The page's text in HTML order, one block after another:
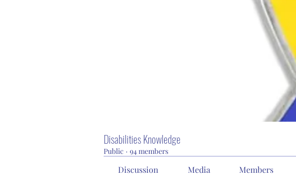
Disabilities Knowledge
Public · 94 members
Discussion Media Members